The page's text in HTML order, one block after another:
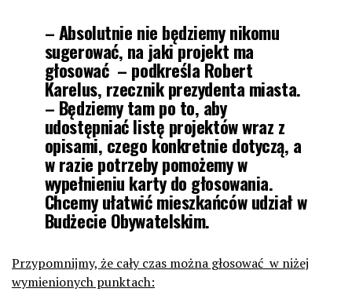
– Absolutnie nie będziemy nikomu
sugerować, na jaki projekt ma
głosować – podkreśla Robert
Karelus, rzecznik prezydenta miasta.
– Będziemy tam po to, aby
udostępniać listę projektów wraz z
opisami, czego konkretnie dotyczą, a
w razie potrzeby pomożemy w
wypełnieniu karty do głosowania.
Chcemy ułatwić mieszkańców udział w
Budżecie Obywatelskim.
Przypomnijmy, że cały czas można głosować w niżej
wymienionych punktach: